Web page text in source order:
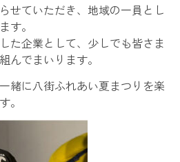
せていただき、地域の一員とし
す。
た企業として、少しでも皆さま
んでまいります。
緒に八街ふれあい夏まつりを楽
。